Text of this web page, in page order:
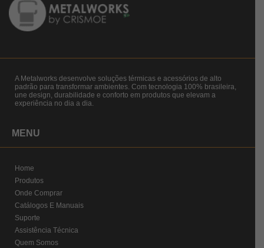
A Metalworks desenvolve soluções térmicas e acessórios de alto
padrão para transformar ambientes. Com tecnologia 100% brasileira,
une design, durabilidade e conforto em produtos que elevam a
experiência no dia a dia.
MENU
Home
Produtos
Onde Comprar
Catálogos E Manuais
Suporte
Assistência Técnica
Quem Somos